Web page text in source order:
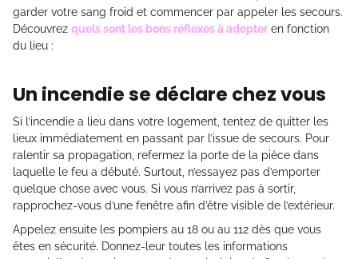
garder votre sang froid et commencer par appeler les secours.
Découvrez quels sont les bons réflexes à adopter en fonction
du lieu :
Un incendie se déclare chez vous
Si l’incendie a lieu dans votre logement, tentez de quitter les
lieux immédiatement en passant par l’issue de secours. Pour
ralentir sa propagation, refermez la porte de la pièce dans
laquelle le feu a débuté. Surtout, n’essayez pas d’emporter
quelque chose avec vous. Si vous n’arrivez pas à sortir,
rapprochez-vous d’une fenêtre afin d’être visible de l’extérieur.
Appelez ensuite les pompiers au 18 ou au 112 dès que vous
êtes en sécurité. Donnez-leur toutes les informations